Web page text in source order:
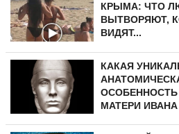
КРЫМА: ЧТО
ВЫТВОРЯЮТ,
ВИДЯТ...
КАКАЯ
МАТЕРИ